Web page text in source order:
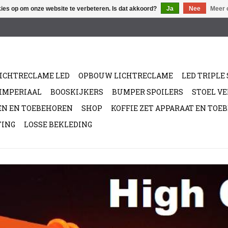
LED OPBOUW LICHTRECLAME
LED TRIPLE
BOOSKIJKERS BUMPER SPOILERS
STOEL
EN TOEBEHOREN
SHOP
KOFFIE ZET APPARAAT EN
LOSSE BEKLEDING
op om onze website te verbeteren. Is dat akkoord? Ja Nee Meer